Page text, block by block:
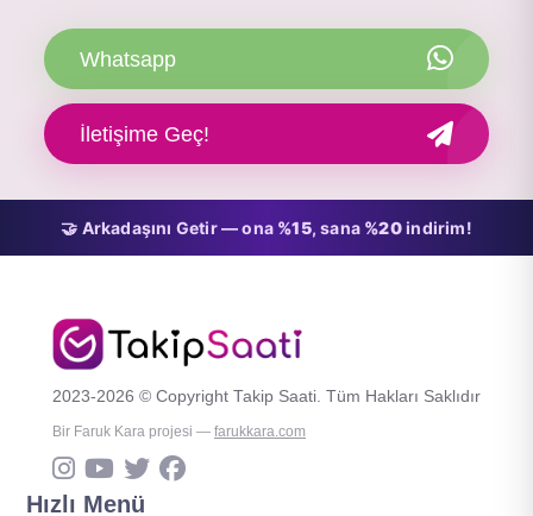
Whatsapp
İletişime Geç!
🤝 Arkadaşını Getir — ona %15, sana %20indirim!
2023-2026 © Copyright Takip Saati. Tüm Hakları Saklıdır
Bir Faruk Kara projesi — farukkara.com
Hızlı Menü